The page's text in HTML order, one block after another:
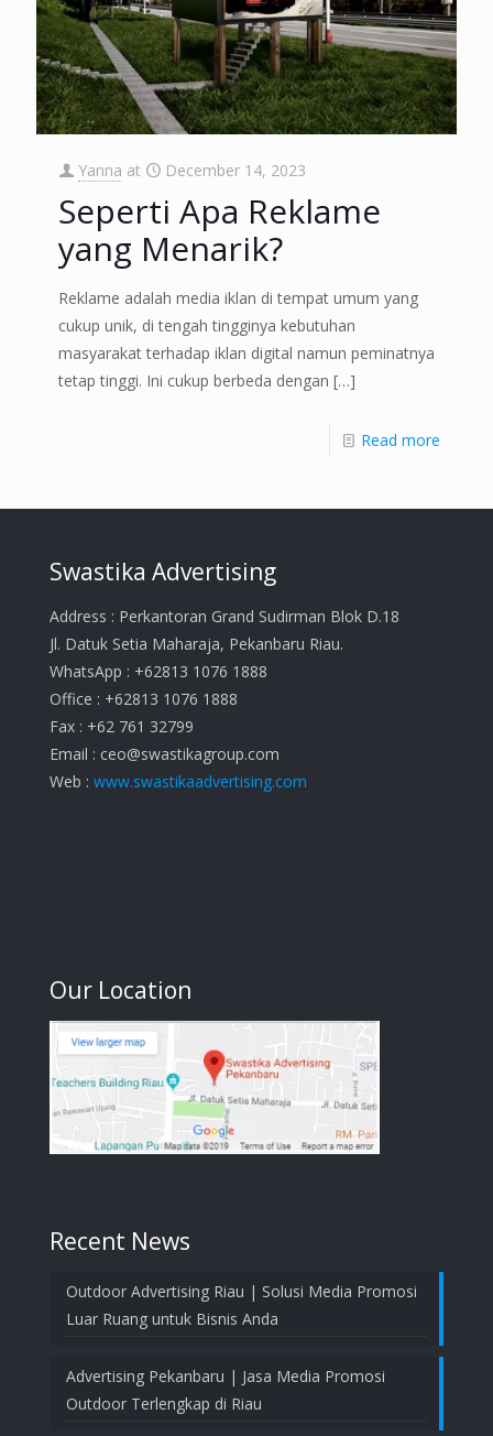
Yanna at December 14, 2023
Seperti Apa Reklame
yang Menarik?
Reklame adalah media iklan di tempat umum yang
cukup unik, di tengah tingginya kebutuhan
masyarakat terhadap iklan digital namun peminatnya
tetap tinggi. Ini cukup berbeda dengan […]
Read more
Swastika Advertising
Address : Perkantoran Grand Sudirman Blok D.18
Jl. Datuk Setia Maharaja, Pekanbaru Riau.
WhatsApp : +62813 1076 1888
Office : +62813 1076 1888
Fax : +62 761 32799
Email : ceo@swastikagroup.com
Web : www.swastikaadvertising.com
Our Location
Recent News
Outdoor Advertising Riau | Solusi Media Promosi
Luar Ruang untuk Bisnis Anda
Advertising Pekanbaru | Jasa Media Promosi
Outdoor Terlengkap di Riau